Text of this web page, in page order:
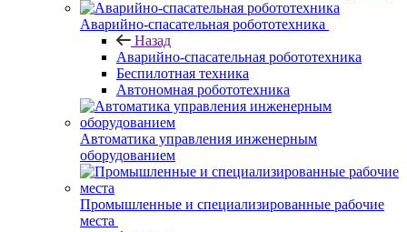
Аварийно-спасательная робототехника
Назад
Аварийно-спасательная робототехника
Беспилотная техника
Автономная робототехника
Автоматика управления инженерным
оборудованием
Промышленные и специализированные рабочие
места